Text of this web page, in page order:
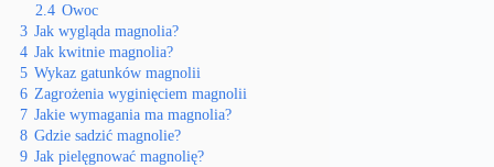
2.4 Owoc
3 Jak wygląda magnolia?
4 Jak kwitnie magnolia?
5 Wykaz gatunków magnolii
6 Zagrożenia wyginięciem magnolii
7 Jakie wymagania ma magnolia?
8 Gdzie sadzić magnolie?
9 Jak pielęgnować magnolię?